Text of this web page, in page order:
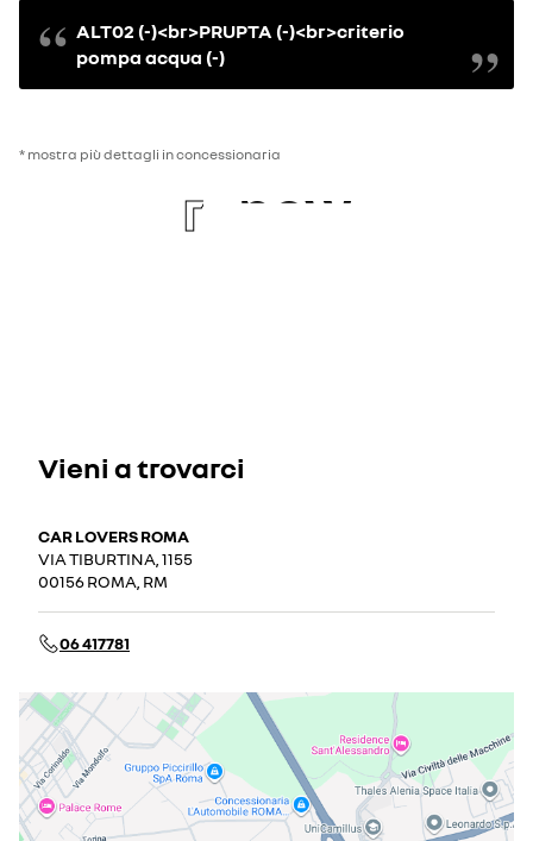
ALT02 (-)<br>PRUPTA (-)<br>criterio
pompa acqua (-)
* mostra più dettagli in concessionaria
re new
Vieni a trovarci
CAR LOVERS ROMA
VIA TIBURTINA, 1155
00156 ROMA, RM
06 417781